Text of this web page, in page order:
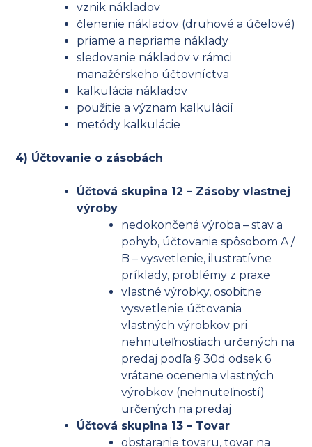
vznik nákladov
členenie nákladov (druhové a účelové)
priame a nepriame náklady
sledovanie nákladov v rámci
manažérskeho účtovníctva
kalkulácia nákladov
použitie a význam kalkulácií
metódy kalkulácie
4) Účtovanie o zásobách
Účtová skupina 12 – Zásoby vlastnej
výroby
nedokončená výroba – stav a
pohyb, účtovanie spôsobom A /
B – vysvetlenie, ilustratívne
príklady, problémy z praxe
vlastné výrobky, osobitne
vysvetlenie účtovania
vlastných výrobkov pri
nehnuteľnostiach určených na
predaj podľa § 30d odsek 6
vrátane ocenenia vlastných
výrobkov (nehnuteľností)
určených na predaj
Účtová skupina 13 – Tovar
obstaranie tovaru, tovar na